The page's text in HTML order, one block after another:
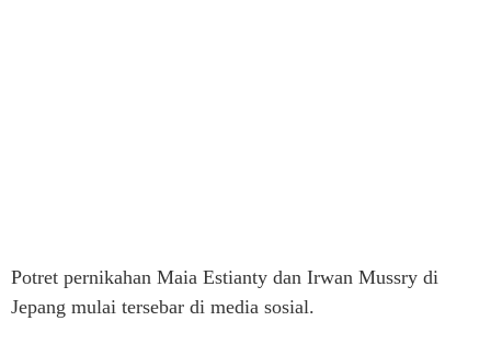
Potret pernikahan Maia Estianty dan Irwan Mussry di
Jepang mulai tersebar di media sosial.